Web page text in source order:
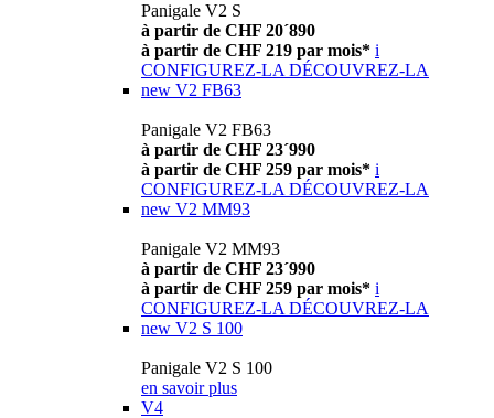
Panigale V2 S
à partir de CHF 20´890
à partir de CHF 219 par mois* i
CONFIGUREZ-LA DÉCOUVREZ-LA
new V2 FB63
Panigale V2 FB63
à partir de CHF 23´990
à partir de CHF 259 par mois* i
CONFIGUREZ-LA DÉCOUVREZ-LA
new V2 MM93
Panigale V2 MM93
à partir de CHF 23´990
à partir de CHF 259 par mois* i
CONFIGUREZ-LA DÉCOUVREZ-LA
new V2 S 100
Panigale V2 S 100
en savoir plus
V4